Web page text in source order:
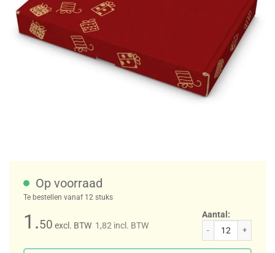
Op voorraad
Te bestellen vanaf 12 stuks
1.50 excl. BTW 1,82 incl. BTW
Aantal:
Gift For You rood brievenbusdoos aantal